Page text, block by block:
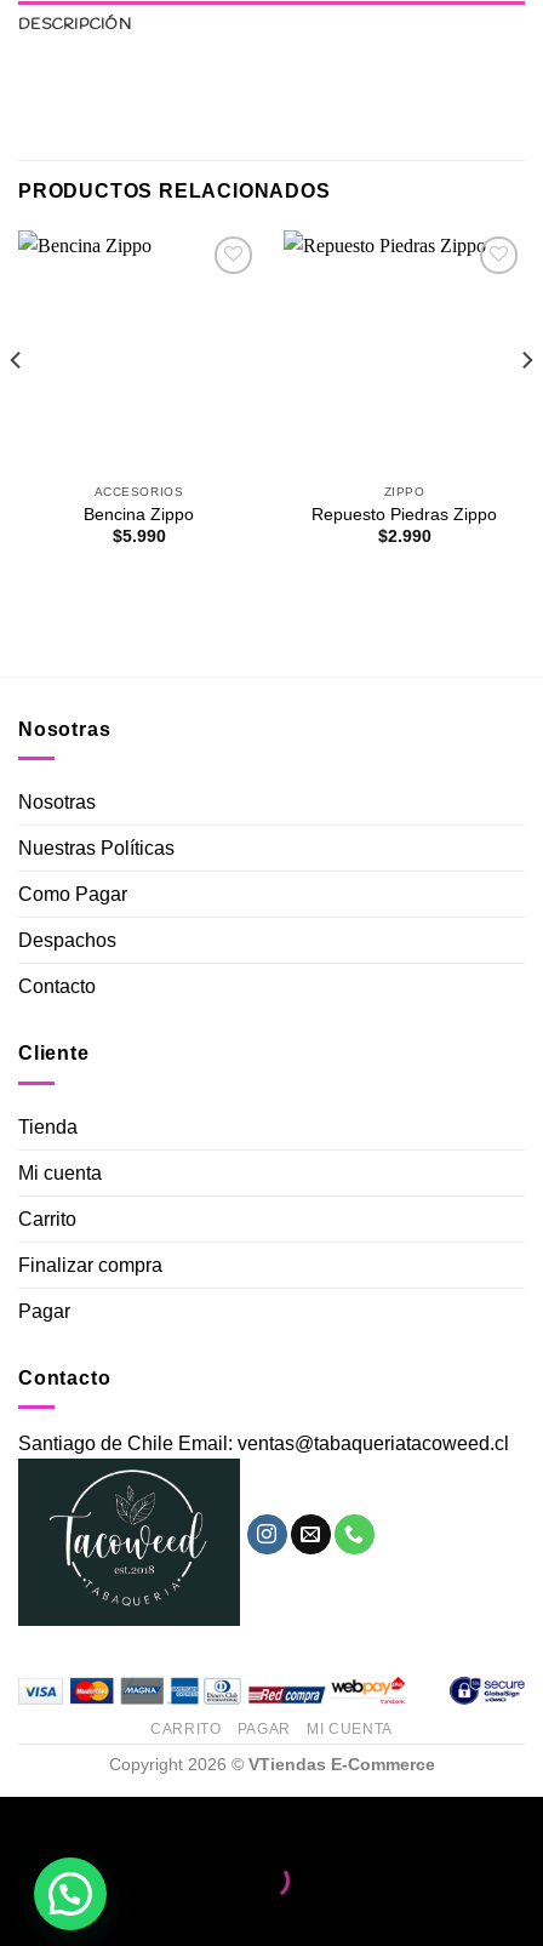
DESCRIPCIÓN
PRODUCTOS RELACIONADOS
ACCESORIOS
Bencina Zippo
$5.990
ZIPPO
Repuesto Piedras Zippo
$2.990
Nosotras
Nosotras
Nuestras Políticas
Como Pagar
Despachos
Contacto
Cliente
Tienda
Mi cuenta
Carrito
Finalizar compra
Pagar
Contacto
Santiago de Chile Email: ventas@tabaqueriatacoweed.cl
CARRITO PAGAR MI CUENTA
Copyright 2026 © VTiendas E-Commerce